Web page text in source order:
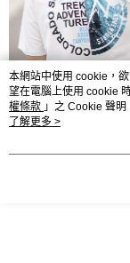
本網站中使用 cookie，
望在電腦上使用 cookie
權條款 」之 Cookie 聲
用條款之 Cookie 聲明使
了解更多 >